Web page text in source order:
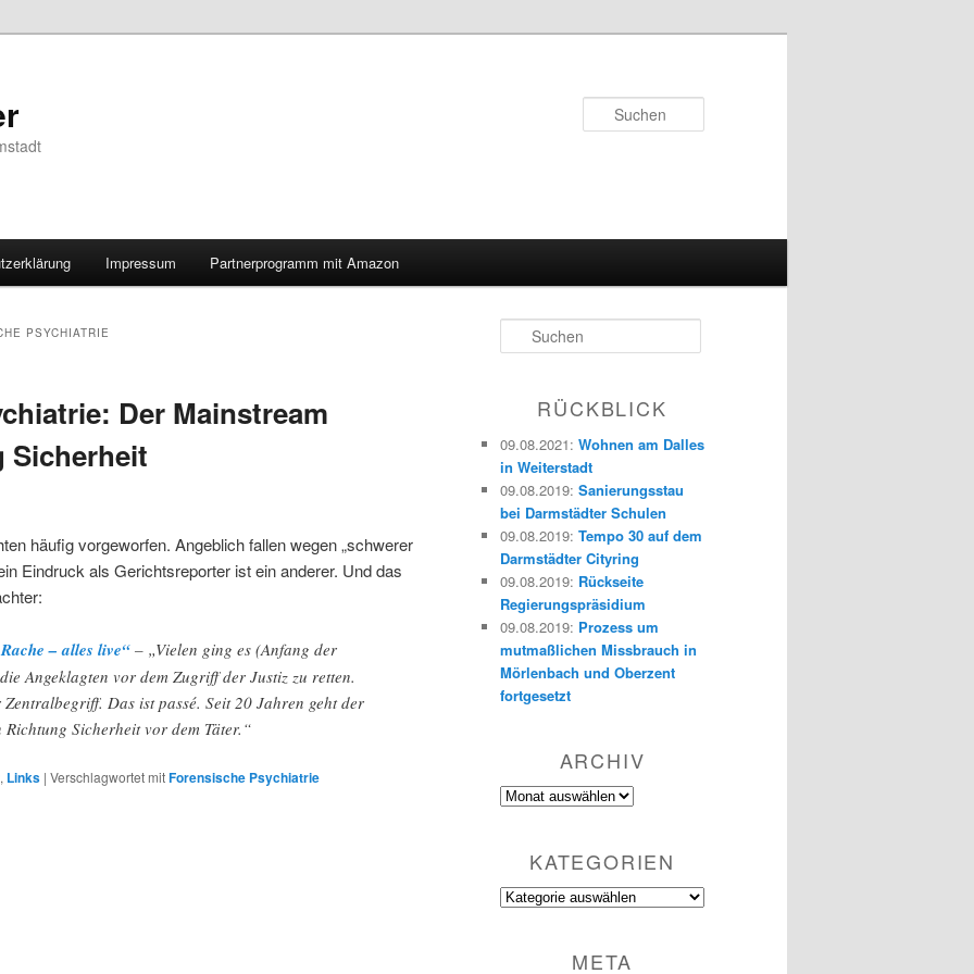
Impressum Partnerprogramm mit Amazon
PSYCHIATRIE
Der Mainstream
Sicherheit
häufig vorgeworfen. Angeblich fallen wegen „schwerer
Eindruck als Gerichtsreporter ist ein anderer. Und das
– alles live“ – „Vielen ging es (Anfang der
Angeklagten vor dem Zugriff der Justiz zu retten.
Das ist passé. Seit 20 Jahren geht der
Sicherheit vor dem Täter.“
, Links | Verschlagwortet mitForensische Psychiatrie
u
RÜCKBLICK
09.08.2021: Wohnen am Dalles
in Weiterstadt
09.08.2019: Sanierungsstau
bei Darmstädter Schulen
09.08.2019: Tempo 30 auf dem
Darmstädter Cityring
09.08.2019: Rückseite
Regierungspräsidium
09.08.2019: Prozess um
mutmaßlichen Missbrauch in
Mörlenbach und Oberzent
fortgesetzt
ARCHIV
Archiv
KATEGORIEN
Kategorien
META